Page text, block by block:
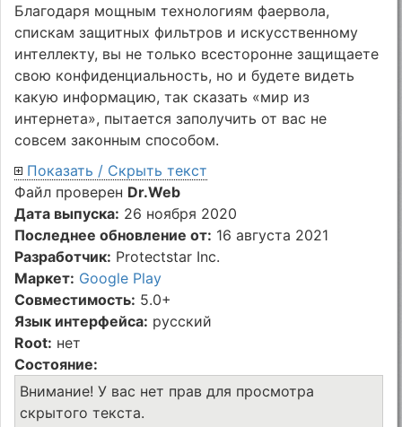
Благодаря мощным технологиям фаервола,
спискам защитных фильтров и искусственному
интеллекту, вы не только всесторонне защищаете
свою конфиденциальность, но и будете видеть
какую информацию, так сказать «мир из
интернета», пытается заполучить от вас не
совсем законным способом.
Показать / Скрыть текст
Файл проверен Dr.Web
Дата выпуска: 26 ноября 2020
Последнее обновление от: 16 августа 2021
Разработчик: Protectstar Inc.
Маркет: Google Play
Совместимость: 5.0+
Язык интерфейса: русский
Root: нет
Состояние:
Внимание! У вас нет прав для просмотра
скрытого текста.